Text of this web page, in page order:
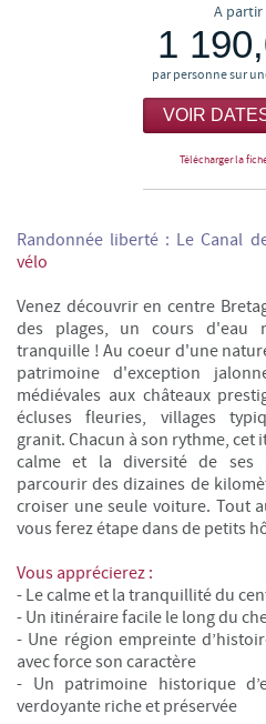
A partir
1
par personne sur
VOIR
Télécharger la
Randonnée liberté : Le Canal
vélo
Venez découvrir en centre
des plages, un cours d'eau
tranquille ! Au coeur d'une
patrimoine d'exception
médiévales aux châteaux
écluses fleuries, villages
granit. Chacun à son rythme, cet
calme et la diversité de ses
parcourir des dizaines de
croiser une seule voiture. Tout
vous ferez étape dans de petits
Vous apprécierez :
- Le calme et la tranquillité du
- Un itinéraire facile le long du
- Une région empreinte
avec force son caractère
- Un patrimoine historique
verdoyante riche et préservée